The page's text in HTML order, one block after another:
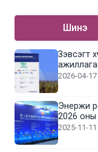
Шинэ
Зэвсэгт
2026-04-17
Энержи
2026 оны
2025-11-11